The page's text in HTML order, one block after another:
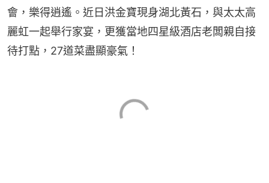
會，樂得逍遙。近日洪金寶現身湖北黃石，與太太高
麗虹一起舉行家宴，更獲當地四星級酒店老闆親自接
待打點，27道菜盡顯豪氣！